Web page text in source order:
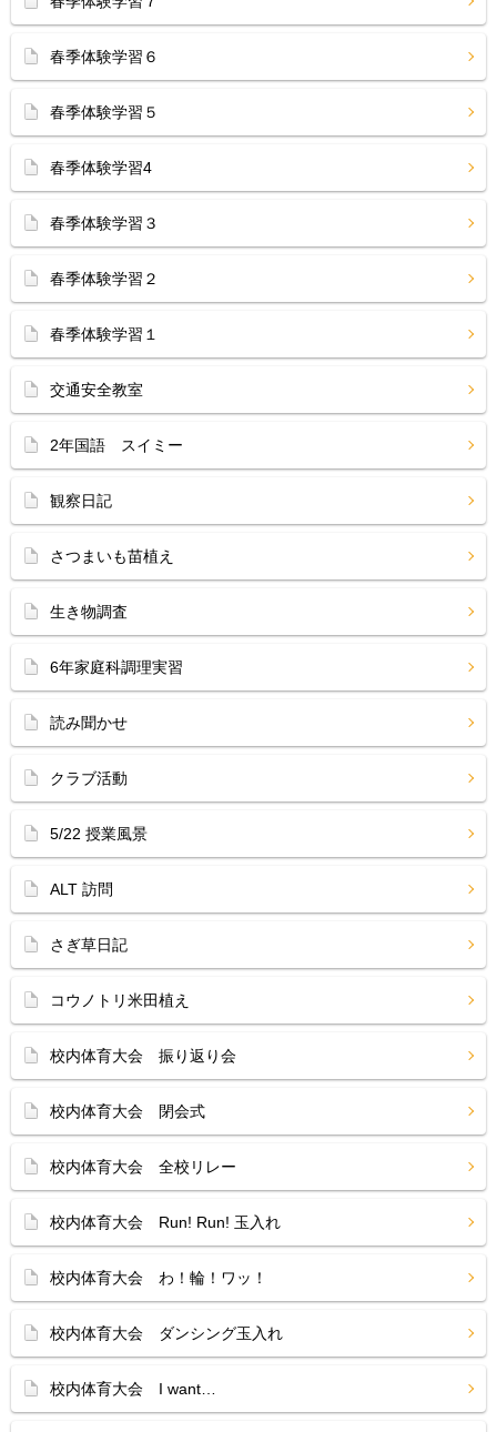
春季体験学習６
春季体験学習５
春季体験学習4
春季体験学習３
春季体験学習２
春季体験学習１
交通安全教室
2年国語 スイミー
観察日記
さつまいも苗植え
生き物調査
6年家庭科調理実習
読み聞かせ
クラブ活動
5/22 授業風景
ALT 訪問
さぎ草日記
コウノトリ米田植え
校内体育大会 振り返り会
校内体育大会 閉会式
校内体育大会 全校リレー
校内体育大会 Run! Run! 玉入れ
校内体育大会 わ！輪！ワッ！
校内体育大会 ダンシング玉入れ
校内体育大会 I want…